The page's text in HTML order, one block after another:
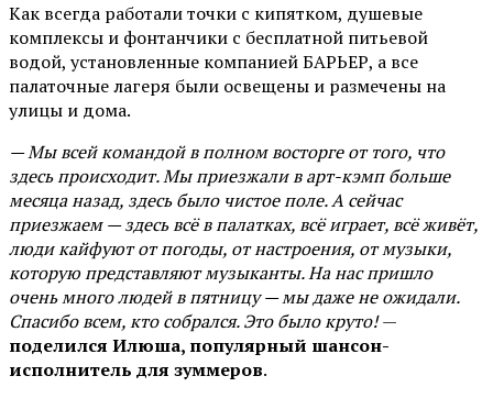
Как всегда работали точки с кипятком, душевые
комплексы и фонтанчики с бесплатной питьевой
водой, установленные компанией БАРЬЕР, а все
палаточные лагеря были освещены и размечены на
улицы и дома.
— Мы всей командой в полном восторге от того, что
здесь происходит. Мы приезжали в арт-кэмп больше
месяца назад, здесь было чистое поле. А сейчас
приезжаем — здесь всё в палатках, всё играет, всё живёт,
люди кайфуют от погоды, от настроения, от музыки,
которую представляют музыканты. На нас пришло
очень много людей в пятницу — мы даже не ожидали.
Спасибо всем, кто собрался. Это было круто!—
поделился Илюша, популярный шансон-
исполнитель для зуммеров.